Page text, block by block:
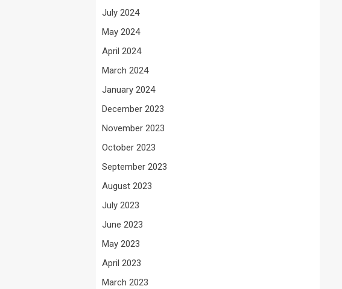
July 2024
May 2024
April 2024
March 2024
January 2024
December 2023
November 2023
October 2023
September 2023
August 2023
July 2023
June 2023
May 2023
April 2023
March 2023